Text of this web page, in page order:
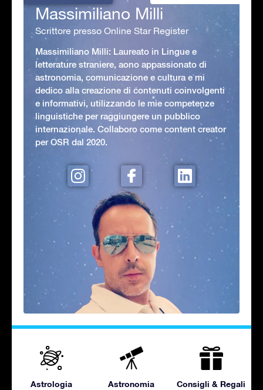
Massimiliano Milli
Scrittore presso Online Star Register
Massimiliano Milli: Laureato in Lingue e
letterature straniere, aono appassionato di
astronomia, comunicazione e cultura e mi
dedico alla creazione di contenuti coinvolgenti
e informativi, utilizzando le mie competenze
linguistiche per raggiungere un pubblico
internazionale. Collaboro come content creator
per OSR dal 2020.
Astrologia Astronomia Consigli & Regali